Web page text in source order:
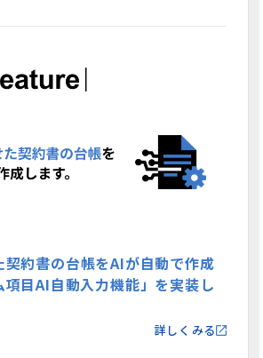
契約書の台帳をAIが自動で作成
項目AI自動入力機能」を実装し
詳しくみる